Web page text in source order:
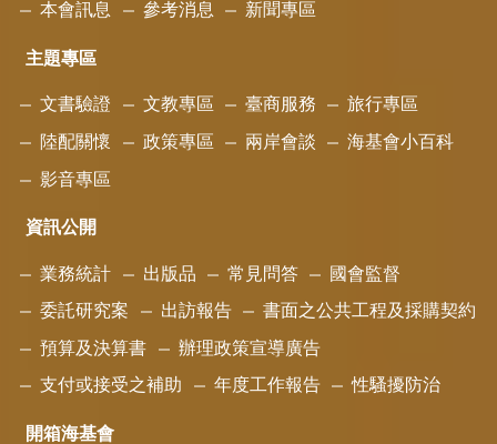
本會訊息 參考消息 新聞專區
主題專區
文書驗證 文教專區 臺商服務 旅行專區
陸配關懷 政策專區 兩岸會談 海基會小百科
影音專區
資訊公開
業務統計 出版品 常見問答 國會監督
委託研究案 出訪報告 書面之公共工程及採購契約
預算及決算書 辦理政策宣導廣告
支付或接受之補助 年度工作報告 性騷擾防治
開箱海基會